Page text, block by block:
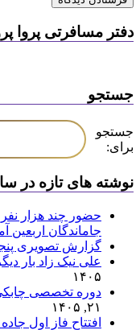
دفتر مسافرتی پروا
جستجو
جستجو
برای:
نوشته های تازه در
حضور چند هزار
جاماندگان اربعین
گزارش تصویری
علی نیک زاد بار
۱۴۰۵
دوره تخصصی
۲۱, ۱۴۰۵
افتتاح فاز اول